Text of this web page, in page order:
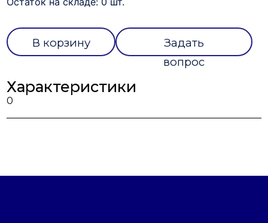
В корзину
Задать
вопрос
Характеристики
0